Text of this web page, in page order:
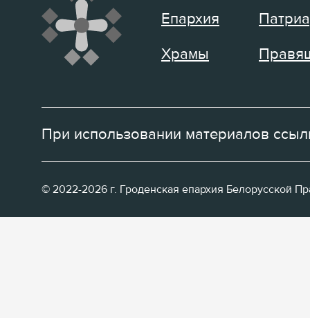
Епархия
Храмы
При использовании материалов
© 2022-2026 г. Гроденская епархия Белорусской